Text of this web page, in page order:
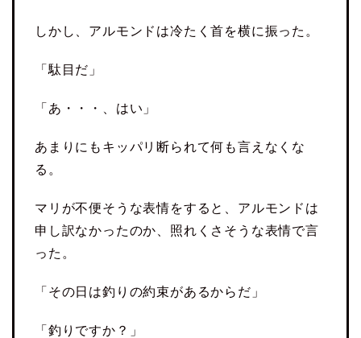
しかし、アルモンドは冷たく首を横に振った。
「駄目だ」
「あ・・・、はい」
あまりにもキッパリ断られて何も言えなくな
る。
マリが不便そうな表情をすると、アルモンドは
申し訳なかったのか、照れくさそうな表情で言
った。
「その日は釣りの約束があるからだ」
「釣りですか？」